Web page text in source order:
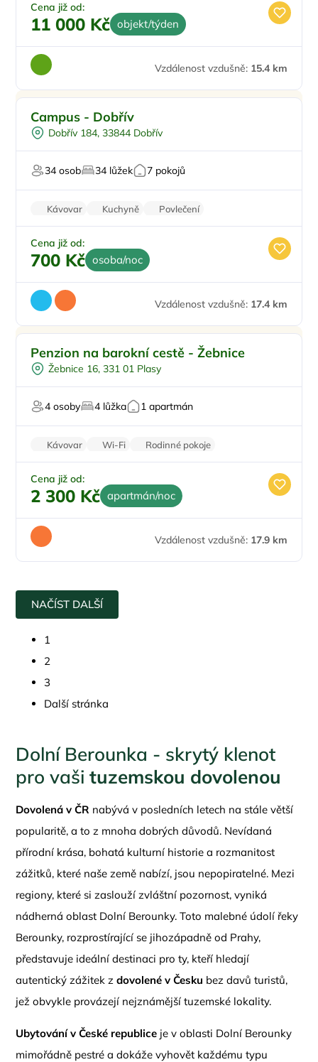
Cena již od:
11 000 Kč objekt/týden
Vzdálenost vzdušně: 15.4 km
Pro skupiny
Worshopy/školení
Pro majitele mazlíčků
Campus - Dobřív
Dobřív 184, 33844 Dobřív
34 osob 34 lůžek 7 pokojů
Kávovar Kuchyně
Povlečení
Patrové postele
Balkon/terasa
Cena již od:
700 Kč osoba/noc
Vzdálenost vzdušně: 17.4 km
Vířivka
Sauna
Pro relaxaci
Penzion na barokní cestě - Žebnice
Žebnice 16, 331 01 Plasy
4 osoby 4 lůžka 1 apartmán
Kávovar Wi-Fi
Rodinné pokoje
Balkon/terasa
Stolní hry
Cena již od:
2 300 Kč apartmán/noc
Vzdálenost vzdušně: 17.9 km
NAČÍST DALŠÍ
1
2
3
Další stránka
Dolní Berounka - skrytý klenot
pro vašituzemskou dovolenou
Dovolená v ČR nabývá v posledních letech na stále větší
popularitě, a to z mnoha dobrých důvodů. Nevídaná
přírodní krása, bohatá kulturní historie a rozmanitost
zážitků, které naše země nabízí, jsou nepopiratelné. Mezi
regiony, které si zaslouží zvláštní pozornost, vyniká
nádherná oblast Dolní Berounky. Toto malebné údolí řeky
Berounky, rozprostírající se jihozápadně od Prahy,
představuje ideální destinaci pro ty, kteří hledají
autentický zážitek zdovolené v Česku bez davů turistů,
jež obvykle provázejí nejznámější tuzemské lokality.
Ubytování v České republice je v oblasti Dolní Berounky
mimořádně pestré a dokáže vyhovět každému typu